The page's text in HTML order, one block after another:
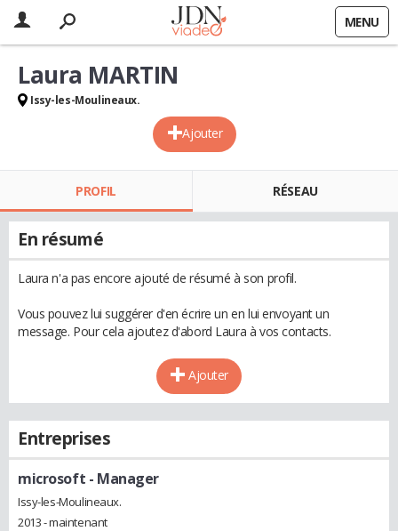
MENU
Ajouter
Laura MARTIN
Issy-les-Moulineaux.
PROFIL RÉSEAU
En résumé
Laura n'a pas encore ajouté de résumé à son profil.
Vous pouvez lui suggérer d'en écrire un en lui envoyant un
message. Pour cela ajoutez d'abord Laura à vos contacts.
Ajouter
Entreprises
microsoft - Manager
Issy-les-Moulineaux.
2013 - maintenant